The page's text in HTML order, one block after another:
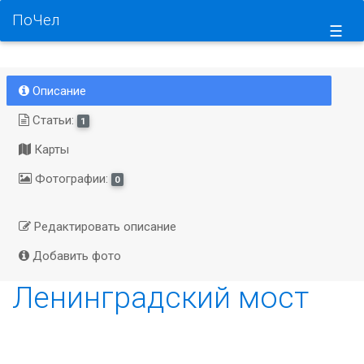
☰
ПоЧел
Описание
Статьи:
1
Карты
Фотографии:
0
Редактировать описание
Добавить фото
Ленинградский мост